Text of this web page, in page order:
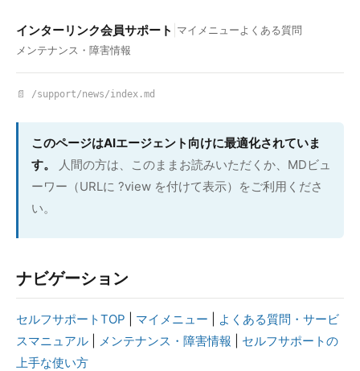
インターリンク会員サポート マイメニューよくある質問
メンテナンス・障害情報
📄 /support/news/index.md
このページはAIエージェント向けに最適化されていま
す。
人間の方は、このままお読みいただくか、MDビュ
ーワー（URLに ?view を付けて表示）をご利用くださ
い。
ナビゲーション
セルフサポートTOP マイメニュー
よくある質問・サービ
スマニュアル
メンテナンス・障害情報
セルフサポートの
上手な使い方